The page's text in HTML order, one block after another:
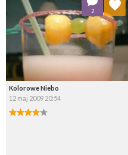
Kolorowe Niebo
12 maj 2009 20:54
2
Wybierz listę: